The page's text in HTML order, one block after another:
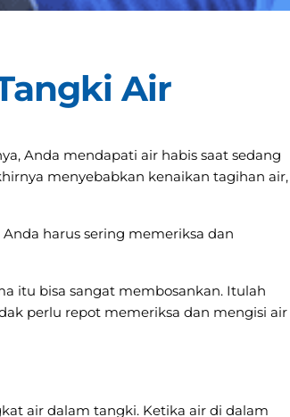
Air
Anda mendapati air habis saat sedang
menyebabkan kenaikan tagihan air,
harus sering memeriksa dan
itu bisa sangat membosankan. Itulah
perlu repot memeriksa dan mengisi air
air dalam tangki. Ketika air di dalam